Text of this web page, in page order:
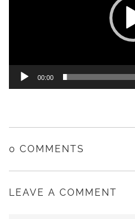
00:00
0 COMMENTS
LEAVE A COMMENT